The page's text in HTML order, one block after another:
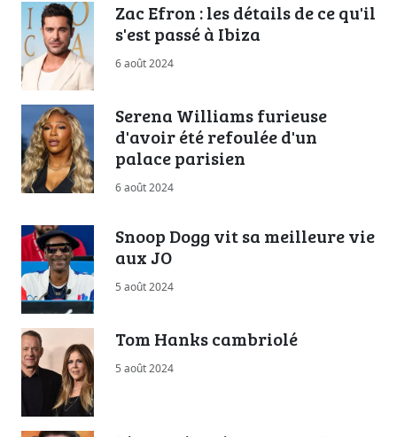
Zac Efron : les détails de ce qu'il
s'est passé à Ibiza
6 août 2024
Serena Williams furieuse
d'avoir été refoulée d'un
palace parisien
6 août 2024
Snoop Dogg vit sa meilleure vie
aux JO
5 août 2024
Tom Hanks cambriolé
5 août 2024